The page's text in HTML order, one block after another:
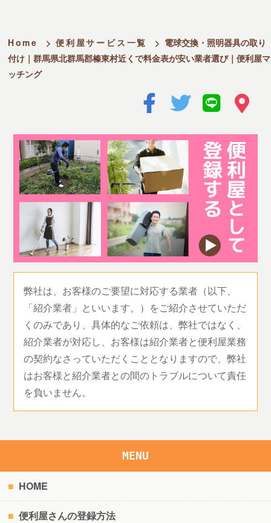
Home > 便利屋サービス一覧 > 電球交換・照明器具の取り
付け｜群馬県北群馬郡榛東村近くで料金表が安い業者選び｜便利屋マ
ッチング
弊社は、お客様のご要望に対応する業者（以下、
「紹介業者」といいます。）をご紹介させていただ
くのみであり、具体的なご依頼は、弊社ではなく、
紹介業者が対応し、お客様は紹介業者と便利屋業務
の契約なさっていただくこととなりますので、弊社
はお客様と紹介業者との間のトラブルについて責任
を負いません。
MENU
HOME
便利屋さんの登録方法